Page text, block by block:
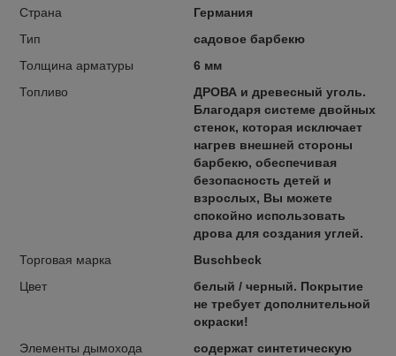
Страна
Германия
Тип
садовое барбекю
Толщина арматуры
6 мм
Топливо
ДРОВА и древесный уголь.
Благодаря системе двойных
стенок, которая исключает
нагрев внешней стороны
барбекю, обеспечивая
безопасность детей и
взрослых, Вы можете
спокойно использовать
дрова для создания углей.
Торговая марка
Buschbeck
Цвет
белый / черный. Покрытие
не требует дополнительной
окраски!
Элементы дымохода
содержат синтетическую